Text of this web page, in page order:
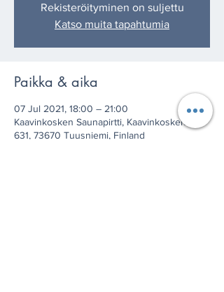
Rekisteröityminen on suljettu
Katso muita tapahtumia
Paikka & aika
07 Jul 2021, 18:00 – 21:00
Kaavinkosken Saunapirtti, Kaavinkoskentie
631, 73670 Tuusniemi, Finland